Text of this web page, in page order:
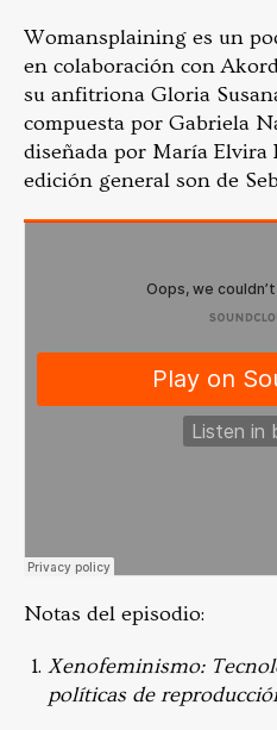
Womansplaining es un
en colaboración con
su anfitriona Gloria
compuesta por Gabriela
diseñada por María Elvira
edición general son de
Notas del episodio:
Xenofeminismo:
políticas de